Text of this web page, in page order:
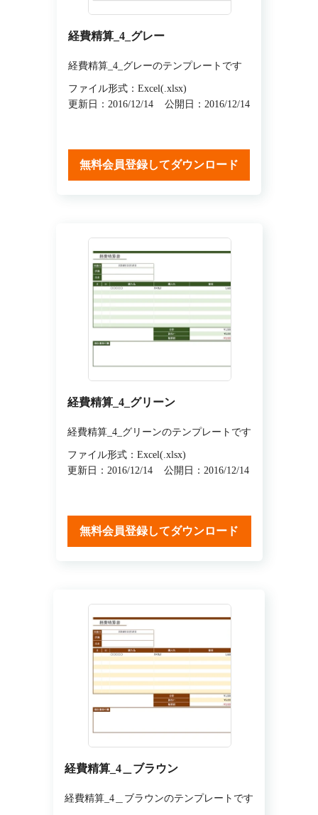
経費精算_4_グレー
経費精算_4_グレーのテンプレートです
ファイル形式：Excel(.xlsx)
更新日：2016/12/14
公開日：2016/12/14
無料会員登録してダウンロード
経費精算_4_グリーン
経費精算_4_グリーンのテンプレートです
ファイル形式：Excel(.xlsx)
更新日：2016/12/14
公開日：2016/12/14
無料会員登録してダウンロード
経費精算_4＿ブラウン
経費精算_4＿ブラウンのテンプレートです